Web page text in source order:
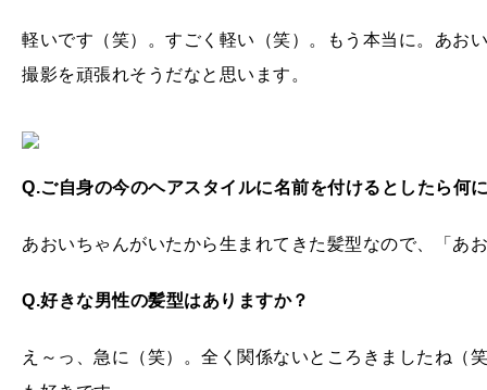
軽いです（笑）。すごく軽い（笑）。もう本当に。あお
撮影を頑張れそうだなと思います。
Q.ご自身の今のヘアスタイルに名前を付けるとしたら何
あおいちゃんがいたから生まれてきた髪型なので、「あ
Q.好きな男性の髪型はありますか？
え～っ、急に（笑）。全く関係ないところきましたね（